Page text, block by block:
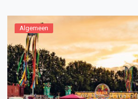
Algemeen